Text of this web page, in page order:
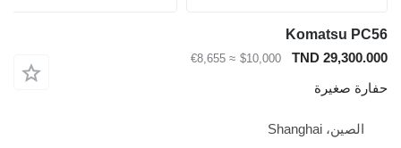
Komatsu
TND
$10,000
≈ €8,655